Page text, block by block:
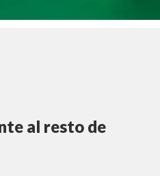
al resto de